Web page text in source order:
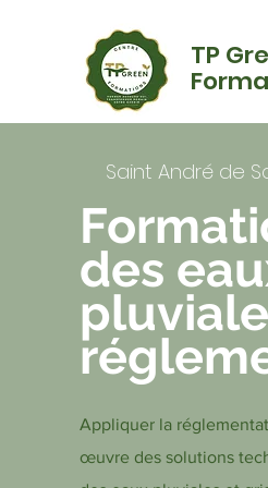
TP
Saint André de
des
Appliquer la
œuvre des solutions